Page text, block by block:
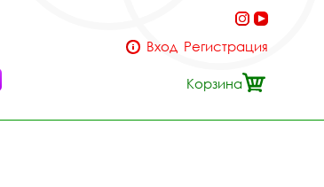
Вход Регистрация
Корзина